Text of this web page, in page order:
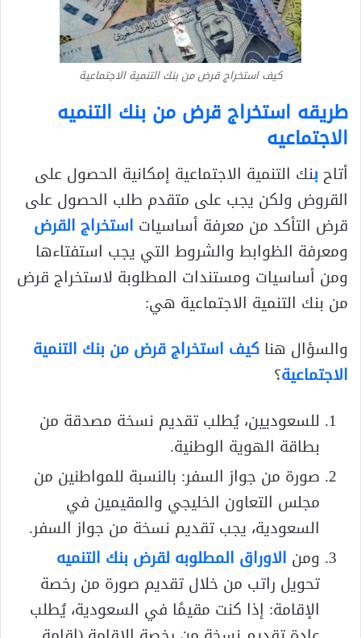
كيف استخراج قرض من بنك التنمية الاجتماعية
طريقه استخراج قرض من بنك التنميه
الاجتماعيه
أتاح بنك التنمية الاجتماعية إمكانية الحصول على
القروض ولكن يجب على متقدم طلب الحصول على
قرض التأكد من معرفة أساسيات استخراج القرض
ومعرفة الظوابط والشروط التي يجب استفتاءها
ومن أساسيات ومستندات المطلوبة لاستخراج قرض
من بنك التنمية الاجتماعية هي:
والسؤال هنا كيف استخراج قرض من بنك التنمية
الاجتماعية؟
للسعوديين، يُطلب تقديم نسخة مصدقة من
بطاقة الهوية الوطنية.
صورة من جواز السفر: بالنسبة للمواطنين من
مجلس التعاون الخليجي والمقيمين في
السعودية، يجب تقديم نسخة من جواز السفر.
ومن الاوراق المطلوبه لقرض بنك التنميه
تحويل راتب من خلال تقديم صورة من رخصة
الإقامة: إذا كنت مقيمًا في السعودية، يُطلب